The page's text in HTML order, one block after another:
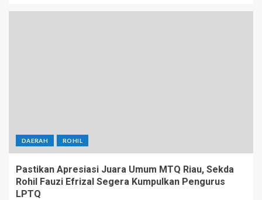
DAERAH ROHIL
Pastikan Apresiasi Juara Umum MTQ Riau, Sekda
Rohil Fauzi Efrizal Segera Kumpulkan Pengurus
LPTQ